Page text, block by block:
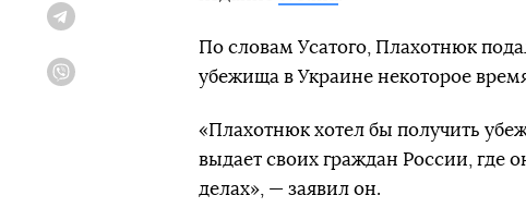
По словам Усатого, Плахотнюк
убежища в Украине некоторое
«Плахотнюк хотел бы получить
выдает своих граждан России, где
делах», — заявил он.